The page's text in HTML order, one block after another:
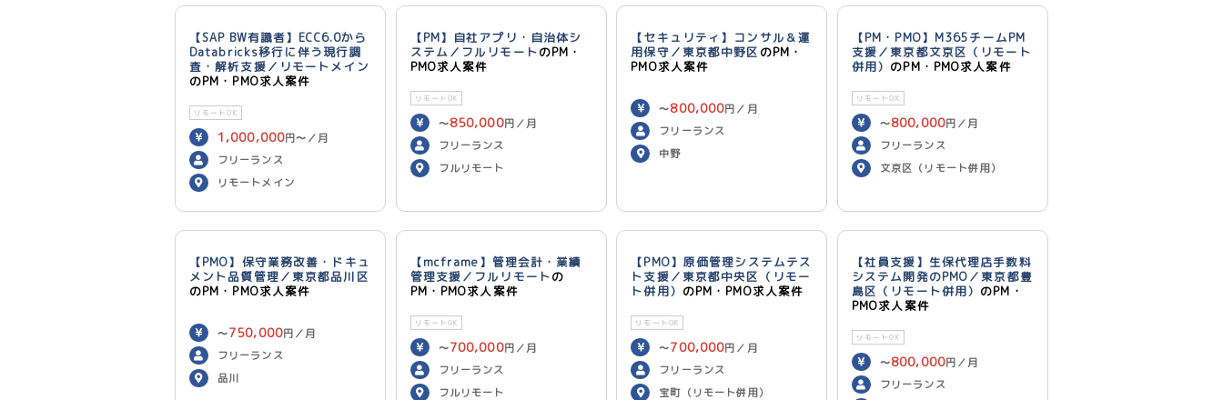
【SAP BW有識者】ECC6.0から
Databricks移行に伴う現行調
査・解析支援／リモートメイン
のPM・PMO求人案件
リモートOK
1,000,000円〜／月
フリーランス
リモートメイン
【PM】自社アプリ・自治体シ
ステム／フルリモートのPM・
PMO求人案件
リモートOK
〜850,000円／月
フリーランス
フルリモート
【セキュリティ】コンサル＆運
用保守／東京都中野区 のPM・
PMO求人案件
〜800,000円／月
フリーランス
中野
【PM・PMO】M365チームPM
支援／東京都文京区（リモート
併用） のPM・PMO求人案件
リモートOK
〜800,000円／月
フリーランス
文京区（リモート併用）
【PMO】保守業務改善・ドキュ
メント品質管理／東京都品川区
のPM・PMO求人案件
〜750,000円／月
フリーランス
品川
【mcframe】管理会計・業績
管理支援／フルリモートの
PM・PMO求人案件
リモートOK
〜700,000円／月
フリーランス
フルリモート
【PMO】原価管理システムテス
ト支援／東京都中央区（リモー
ト併用） のPM・PMO求人案件
リモートOK
〜700,000円／月
フリーランス
宝町（リモート併用）
【社員支援】生保代理店手数料
システム開発のPMO／東京都豊
島区（リモート併用） のPM・
PMO求人案件
リモートOK
〜800,000円／月
フリーランス